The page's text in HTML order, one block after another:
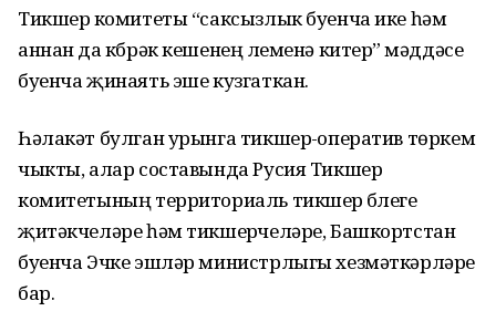
Тикшерү комитеты “саксызлык буенча ике һәм
аннан да күбрәк кешенең үлеменә китерү” мәддәсе
буенча җинаять эше кузгаткан.
Һәлакәт булган урынга тикшерү-оператив төркем
чыкты, алар составында Русия Тикшерү
комитетының территориаль тикшерү бүлеге
җитәкчеләре һәм тикшерүчеләре, Башкортстан
буенча Эчке эшләр министрлыгы хезмәткәрләре
бар.